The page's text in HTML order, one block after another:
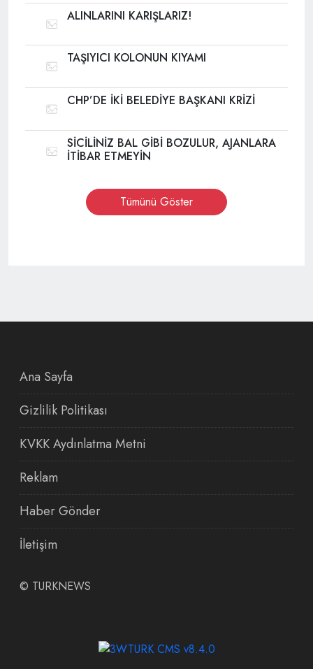
ALINLARINI KARIŞLARIZ!
TAŞIYICI KOLONUN KIYAMI
CHP’DE İKİ BELEDİYE BAŞKANI KRİZİ
SİCİLİNİZ BAL GİBİ BOZULUR, AJANLARA
İTİBAR ETMEYİN
Tümünü Göster
Ana Sayfa
Gizlilik Politikası
KVKK Aydınlatma Metni
Reklam
Haber Gönder
İletişim
© TURKNEWS